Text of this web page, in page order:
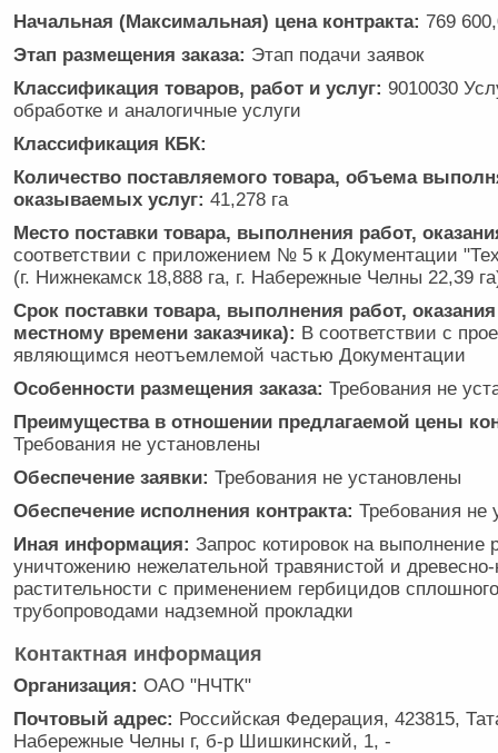
Начальная (Максимальная) цена контракта: 769
Этап размещения заказа: Этап подачи заявок
Классификация товаров, работ и услуг: 9010030
обработке и аналогичные услуги
Классификация КБК:
Количество поставляемого товара, объема
оказываемых услуг: 41,278 га
Место поставки товара, выполнения работ,
соответствии с приложением № 5 к Документации
(г. Нижнекамск 18,888 га, г. Набережные Челны 22,39
Срок поставки товара, выполнения работ,
местному времени заказчика): В соответствии с
являющимся неотъемлемой частью Документации
Особенности размещения заказа: Требования не
Преимущества в отношении предлагаемой цены
Требования не установлены
Обеспечение заявки: Требования не установлены
Обеспечение исполнения контракта: Требования не
Иная информация: Запрос котировок на выполнение
уничтожению нежелательной травянистой и древесно-
растительности с применением гербицидов
трубопроводами надземной прокладки
Контактная информация
Организация: ОАО "НЧТК"
Почтовый адрес: Российская Федерация, 423815,
Набережные Челны г, б-р Шишкинский, 1, -